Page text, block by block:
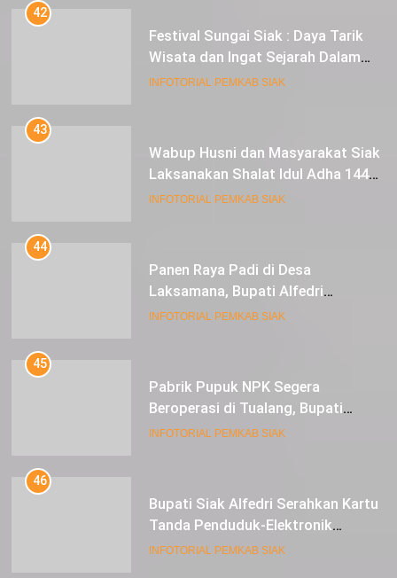
42
Festival Sungai Siak : Daya Tarik
Wisata dan Ingat Sejarah Dalam
Lestarikan Peradaban
INFOTORIAL PEMKAB SIAK
43
Wabup Husni dan Masyarakat Siak
Laksanakan Shalat Idul Adha 1445
Hijriah di Lapangan Tugu Siak
INFOTORIAL PEMKAB SIAK
44
Panen Raya Padi di Desa
Laksamana, Bupati Alfedri
Serahkan 16 Unit Mesin Pompa Air
INFOTORIAL PEMKAB SIAK
45
Pabrik Pupuk NPK Segera
Beroperasi di Tualang, Bupati
Alfedri Investasi ini Tingkatkan
INFOTORIAL PEMKAB SIAK
46
Bupati Siak Alfedri Serahkan Kartu
Tanda Penduduk-Elektronik
Kepada Pelajar SMK 1 Koto Gasib
INFOTORIAL PEMKAB SIAK